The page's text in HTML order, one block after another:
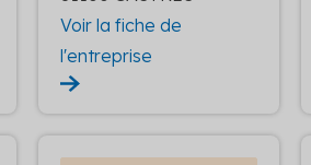
Voir la fiche de
l'entreprise